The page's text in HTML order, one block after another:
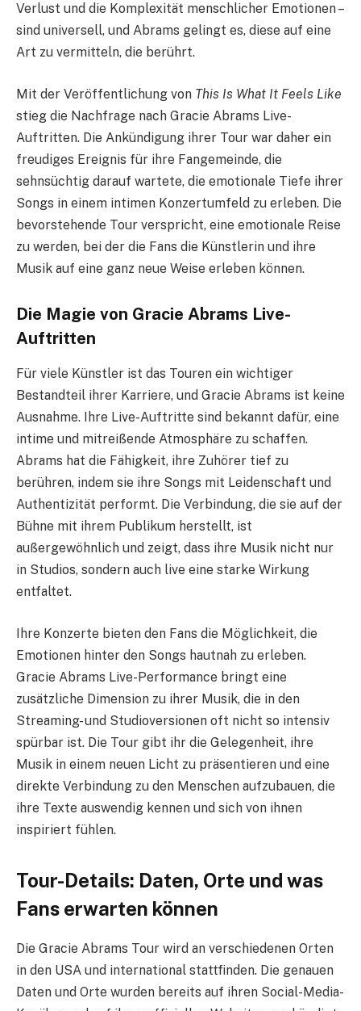
Verlust und die Komplexität menschlicher Emotionen –
sind universell, und Abrams gelingt es, diese auf eine
Art zu vermitteln, die berührt.
Mit der Veröffentlichung von This Is What It Feels Like
stieg die Nachfrage nach Gracie Abrams Live-
Auftritten. Die Ankündigung ihrer Tour war daher ein
freudiges Ereignis für ihre Fangemeinde, die
sehnsüchtig darauf wartete, die emotionale Tiefe ihrer
Songs in einem intimen Konzertumfeld zu erleben. Die
bevorstehende Tour verspricht, eine emotionale Reise
zu werden, bei der die Fans die Künstlerin und ihre
Musik auf eine ganz neue Weise erleben können.
Die Magie von Gracie Abrams Live-
Auftritten
Für viele Künstler ist das Touren ein wichtiger
Bestandteil ihrer Karriere, und Gracie Abrams ist keine
Ausnahme. Ihre Live-Auftritte sind bekannt dafür, eine
intime und mitreißende Atmosphäre zu schaffen.
Abrams hat die Fähigkeit, ihre Zuhörer tief zu
berühren, indem sie ihre Songs mit Leidenschaft und
Authentizität performt. Die Verbindung, die sie auf der
Bühne mit ihrem Publikum herstellt, ist
außergewöhnlich und zeigt, dass ihre Musik nicht nur
in Studios, sondern auch live eine starke Wirkung
entfaltet.
Ihre Konzerte bieten den Fans die Möglichkeit, die
Emotionen hinter den Songs hautnah zu erleben.
Gracie Abrams Live-Performance bringt eine
zusätzliche Dimension zu ihrer Musik, die in den
Streaming- und Studioversionen oft nicht so intensiv
spürbar ist. Die Tour gibt ihr die Gelegenheit, ihre
Musik in einem neuen Licht zu präsentieren und eine
direkte Verbindung zu den Menschen aufzubauen, die
ihre Texte auswendig kennen und sich von ihnen
inspiriert fühlen.
Tour-Details: Daten, Orte und was
Fans erwarten können
Die Gracie Abrams Tour wird an verschiedenen Orten
in den USA und international stattfinden. Die genauen
Daten und Orte wurden bereits auf ihren Social-Media-